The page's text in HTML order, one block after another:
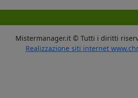
Mistermanager.it © Tutti i diritti
Realizzazione siti internet